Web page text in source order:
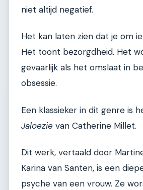
niet altijd negatief.
Het kan laten zien dat je om
Het toont bezorgdheid. Het
gevaarlijk als het omslaat in
obsessie.
Een klassieker in dit genre is
Jaloezie van Catherine Millet.
Dit werk, vertaald door
Karina van Santen, is een
psyche van een vrouw. Ze